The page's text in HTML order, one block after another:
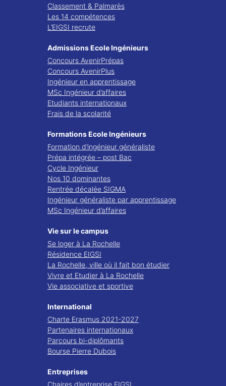
Classement & Palmarès
Les 14 compétences
L’EIGSI recrute
Admissions Ecole Ingénieurs
Concours AvenirPrépas
Concours AvenirPlus
Ingénieur en apprentissage
MSc Ingénieur d’affaires
Etudiants internationaux
Frais de la scolarité
Formations Ecole Ingénieurs
Formation d’ingénieur généraliste
Prépa intégrée – post Bac
Cycle Ingénieur
Nos 10 dominantes
Rentrée décalée SIGMA
Ingénieur généraliste par apprentissage
MSc Ingénieur d’affaires
Vie sur le campus
Se loger à La Rochelle
Résidence EIGSI
La Rochelle, ville où il fait bon étudier
Vivre et Etudier à La Rochelle
Vie associative et sportive
International
Charte Erasmus 2021-2027
Partenaires internationaux
Parcours bi-diplômants
Bourse Pierre Dubois
Entreprises
Chaires d’entreprise EIGSI